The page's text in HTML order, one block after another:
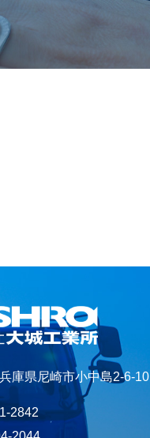
庫県尼崎市小中島2-6-10
2842